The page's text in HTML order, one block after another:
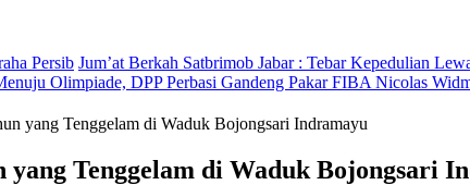
Persib Jum’at Berkah Satbrimob Jabar : Tebar Kepedulian
Olimpiade, DPP Perbasi Gandeng Pakar FIBA Nicolas
yang Tenggelam di Waduk Bojongsari Indramayu
Tenggelam di Waduk Bojongsari